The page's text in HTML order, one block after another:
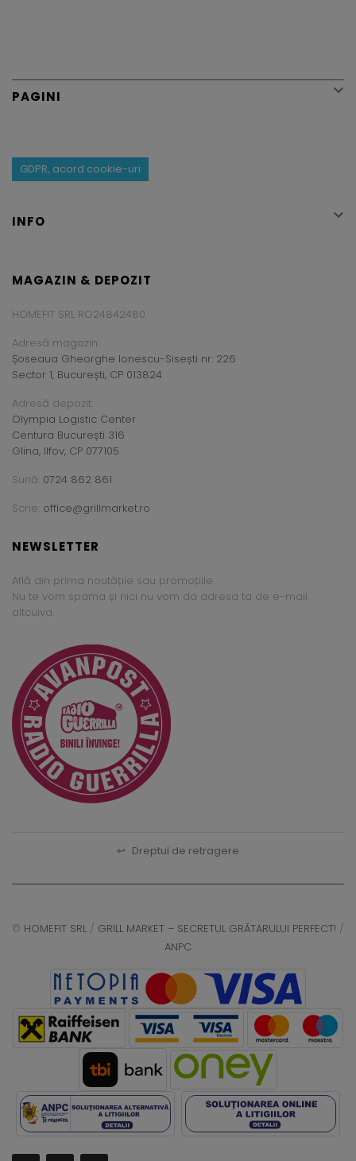
PAGINI 
GDPR, acord cookie-uri
INFO 
MAGAZIN & DEPOZIT
HOMEFIT SRL RO24842480
Adresă magazin:
Șoseaua Gheorghe Ionescu-Sisești nr. 226
Sector 1, București, CP 013824
Adresă depozit:
Olympia Logistic Center
Centura București 316
Glina, Ilfov, CP 077105
Sună: 0724 862 861
Scrie: office@grillmarket.ro
NEWSLETTER
Află din prima noutățile sau promoțiile.
Nu te vom spama și nici nu vom da adresa ta de e-mail
altcuiva.
↩ Dreptul de retragere
© HOMEFIT SRL / GRILL MARKET – SECRETUL GRĂTARULUI PERFECT! /
ANPC